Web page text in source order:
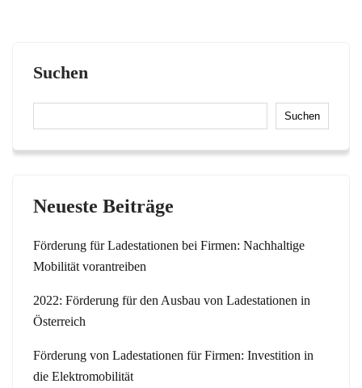
Suchen
Suchen
Neueste Beiträge
Förderung für Ladestationen bei Firmen: Nachhaltige
Mobilität vorantreiben
2022: Förderung für den Ausbau von Ladestationen in
Österreich
Förderung von Ladestationen für Firmen: Investition in
die Elektromobilität